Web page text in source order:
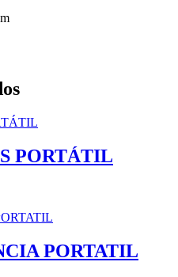
PORTÁTIL
PORTATIL